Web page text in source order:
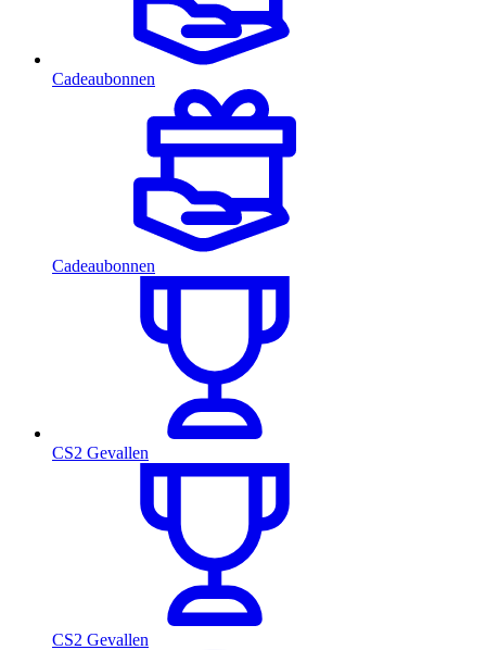
Cadeaubonnen
Cadeaubonnen
CS2 Gevallen
CS2 Gevallen